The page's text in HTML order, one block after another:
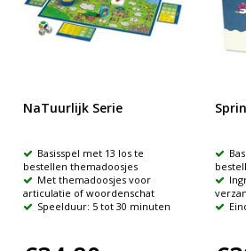
NaTuurlijk Serie
Basisspel met 13 los te
bestellen themadoosjes
Met themadoosjes voor
articulatie of woordenschat
Speelduur: 5 tot 30 minuten